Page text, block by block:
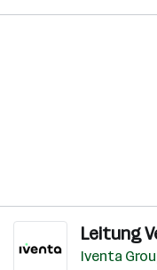
Leitung
Iventa